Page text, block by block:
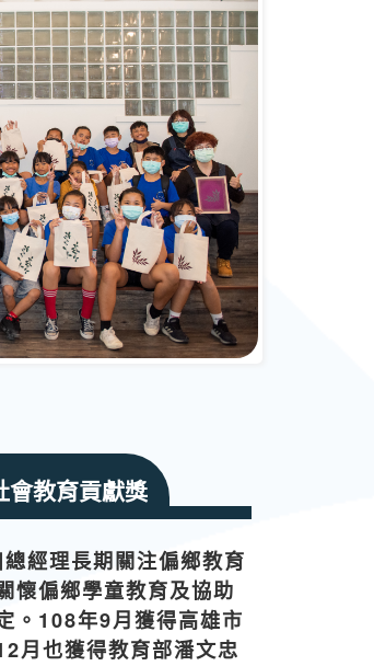
會教育貢獻獎
經理長期關注偏鄉教育
懷偏鄉學童教育及協助
。108年9月獲得高雄市
月也獲得教育部潘文忠